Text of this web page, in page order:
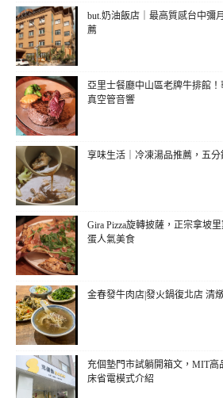
but.奶油飯店｜最高質感台中彌
薦
亞里士餐廳中山區老牌牛排館
真空管音響
享味生活｜冷凍湯品推薦，五
Gira Pizza旋轉披薩，正宗拿坡
蛋人氣美食
金春發牛肉店|發火鍋復北店 清
充個墊門市試躺開箱文，MIT高
床省電模式介紹